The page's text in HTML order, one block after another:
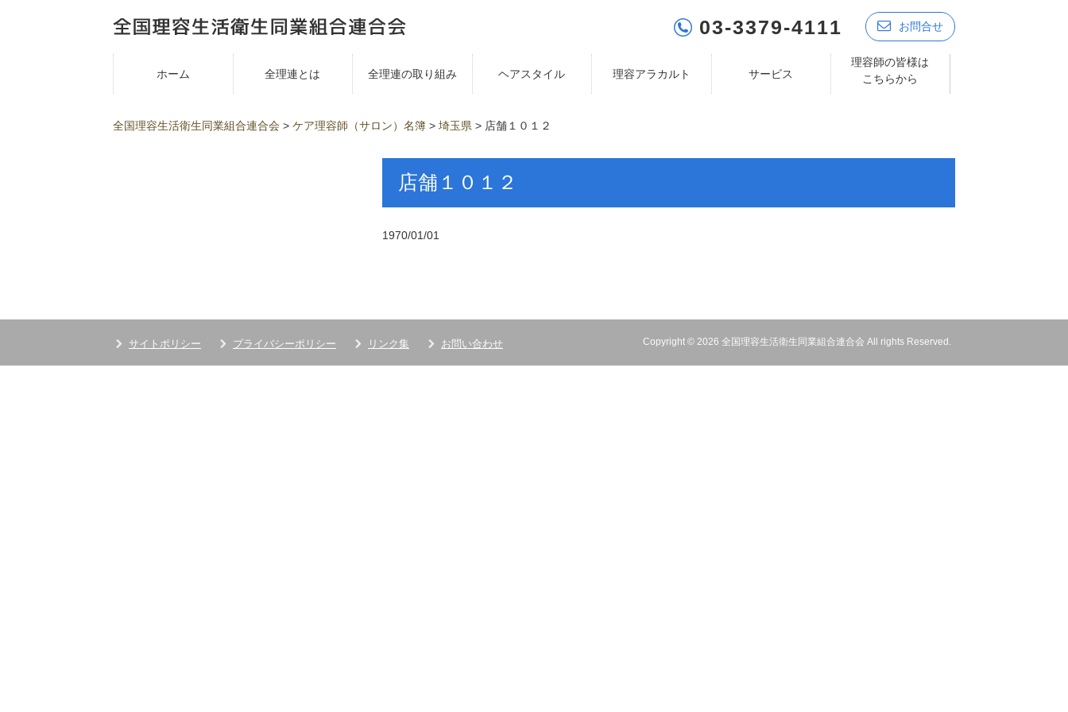
03-3379-4111 お問合せ
ホーム 全理連とは 全理連の取り組み ヘアスタイル 理容アラカルト サービス
理容師の皆様は
こちらから
全国理容生活衛生同業組合連合会 > ケア理容師（サロン）名簿 > 埼玉県 > 店舗１０１２
店舗１０１２
1970/01/01
サイトポリシー プライバシーポリシー リンク集 お問い合わせ Copyright © 2026 全国理容生活衛生同業組合連合会 All rights Reserved.